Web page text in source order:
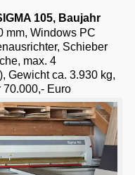
105, Baujahr
mm, Windows PC
Schieber
max. 4
Gewicht ca. 3.930 kg,
70.000,- Euro